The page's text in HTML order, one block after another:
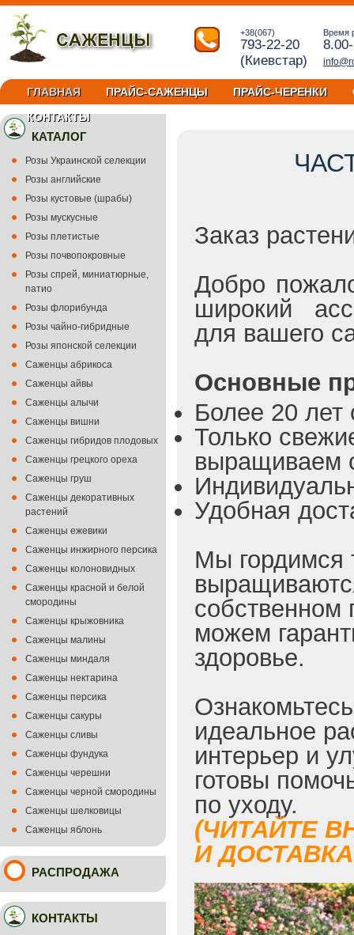
+38(067)
793-22-20
(Киевстар)
Время
ГЛАВНАЯ ПРАЙС-САЖЕНЦЫ ПРАЙС-ЧЕРЕНКИ
КОНТАКТЫ
Заказ
Добро
широкий
для вашего
Основные
Более 20 лет
Только
выращиваем
Удобная
Мы гордимся
собственном
можем
здоровье.
идеальное
интерьер и
готовы
по уходу.
(ЧИТАЙТЕ
И
КАТАЛОГ
Розы Украинской селекции
Розы английские
Розы кустовые (шрабы)
Розы мускусные
Розы плетистые
Розы почвопокровные
Розы спрей, миниатюрные,
патио
Розы флорибунда
Розы чайно-гибридные
Розы японской селекции
Саженцы абрикоса
Саженцы айвы
Саженцы алычи
Саженцы вишни
Саженцы гибридов плодовых
Саженцы грецкого ореха
Саженцы груш
Саженцы декоративных
растений
Саженцы ежевики
Саженцы инжирного персика
Саженцы колоновидных
Саженцы красной и белой
смородины
Саженцы крыжовника
Саженцы малины
Саженцы миндаля
Саженцы нектарина
Саженцы персика
Саженцы сакуры
Саженцы сливы
Саженцы фундука
Саженцы черешни
Саженцы черной смородины
Саженцы шелковицы
Саженцы яблонь
РАСПРОДАЖА
КОНТАКТЫ